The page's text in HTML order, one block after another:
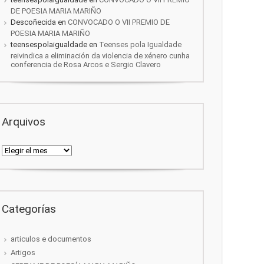
DE POESIA MARIA MARIÑO
Descoñecida en CONVOCADO O VII PREMIO DE
POESIA MARIA MARIÑO
teensespolaigualdade en Teenses pola Igualdade
reivindica a eliminación da violencia de xénero cunha
conferencia de Rosa Arcos e Sergio Clavero
Arquivos
Arquivos
Categorías
articulos e documentos
Artigos